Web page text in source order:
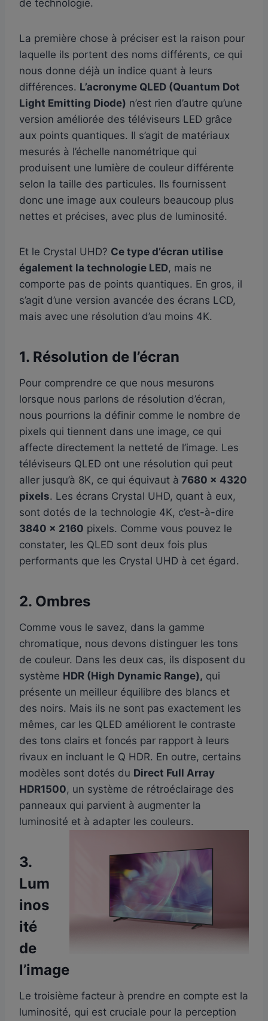
de technologie.
La première chose à préciser est la raison pour
laquelle ils portent des noms différents, ce qui
nous donne déjà un indice quant à leurs
différences. L’acronyme QLED (Quantum Dot
Light Emitting Diode) n’est rien d’autre qu’une
version améliorée des téléviseurs LED grâce
aux points quantiques. Il s’agit de matériaux
mesurés à l’échelle nanométrique qui
produisent une lumière de couleur différente
selon la taille des particules. Ils fournissent
donc une image aux couleurs beaucoup plus
nettes et précises, avec plus de luminosité.
Et le Crystal UHD? Ce type d’écran utilise
également la technologie LED, mais ne
comporte pas de points quantiques. En gros, il
s’agit d’une version avancée des écrans LCD,
mais avec une résolution d’au moins 4K.
1. Résolution de l’écran
Pour comprendre ce que nous mesurons
lorsque nous parlons de résolution d’écran,
nous pourrions la définir comme le nombre de
pixels qui tiennent dans une image, ce qui
affecte directement la netteté de l’image. Les
téléviseurs QLED ont une résolution qui peut
aller jusqu’à 8K, ce qui équivaut à 7680 x 4320
pixels. Les écrans Crystal UHD, quant à eux,
sont dotés de la technologie 4K, c’est-à-dire
3840 x 2160 pixels. Comme vous pouvez le
constater, les QLED sont deux fois plus
performants que les Crystal UHD à cet égard.
2. Ombres
Comme vous le savez, dans la gamme
chromatique, nous devons distinguer les tons
de couleur. Dans les deux cas, ils disposent du
système HDR (High Dynamic Range), qui
présente un meilleur équilibre des blancs et
des noirs. Mais ils ne sont pas exactement les
mêmes, car les QLED améliorent le contraste
des tons clairs et foncés par rapport à leurs
rivaux en incluant le Q HDR. En outre, certains
modèles sont dotés du Direct Full Array
HDR1500, un système de rétroéclairage des
panneaux qui parvient à augmenter la
luminosité et à adapter les couleurs.
3.
Lum
inos
ité
de
l’image
Le troisième facteur à prendre en compte est la
luminosité, qui est cruciale pour la perception